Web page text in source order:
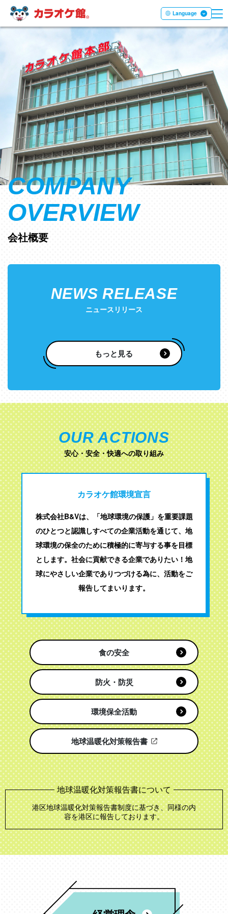
本文へ移動する Language
COMPANY
OVERVIEW
会社概要
NEWS RELEASE
ニュースリリース
もっと見る
OUR ACTIONS
安心・安全・快適への取り組み
カラオケ館環境宣言
株式会社B&Vは、「地球環境の保護」を重要課題
のひとつと認識しすべての企業活動を通じて、地
球環境の保全のために積極的に寄与する事を目標
とします。 社会に貢献できる企業でありたい！ 地
球にやさしい企業でありつづける為に、活動をご
報告してまいります。
食の安全
防火・防災
環境保全活動
地球温暖化対策報告書
地球温暖化対策報告書について
港区地球温暖化対策報告書制度に基づき、同様の内
容を港区に報告しております。